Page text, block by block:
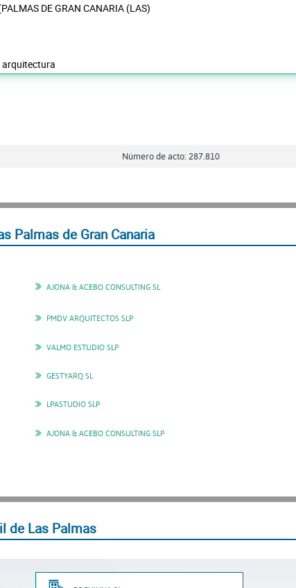
DE GRAN CANARIA (LAS)
arquitectura
Número de acto: 287.810
Palmas de Gran Canaria
AJONA & ACEBO CONSULTING SL
PMDV ARQUITECTOS SLP
VALMO ESTUDIO SLP
GESTYARQ SL
LPASTUDIO SLP
AJONA & ACEBO CONSULTING SLP
de Las Palmas